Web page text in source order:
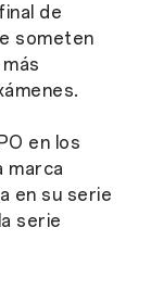
de
someten
en los
marca
en su serie
serie